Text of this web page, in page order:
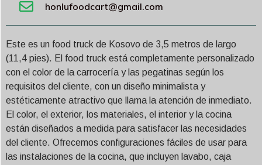
honlufoodcart@gmail.com
Este es un food truck de Kosovo de 3,5 metros de largo
(11,4 pies). El food truck está completamente personalizado
con el color de la carrocería y las pegatinas según los
requisitos del cliente, con un diseño minimalista y
estéticamente atractivo que llama la atención de inmediato.
El color, el exterior, los materiales, el interior y la cocina
están diseñados a medida para satisfacer las necesidades
del cliente. Ofrecemos configuraciones fáciles de usar para
las instalaciones de la cocina, que incluyen lavabo, caja